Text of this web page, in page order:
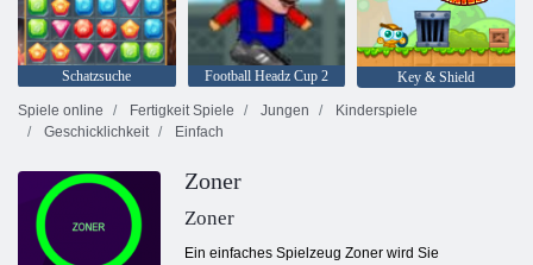
Schatzsuche Football Headz Cup 2
Key & Shield
Spiele online
Fertigkeit Spiele Jungen
Kinderspiele
Geschicklichkeit
Einfach
Zoner
Zoner
Ein einfaches Spielzeug Zoner wird Sie